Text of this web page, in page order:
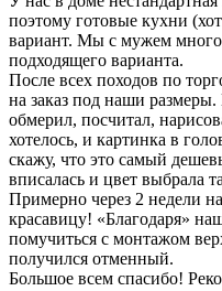
поэтому готовые кухни
вариант. Мы с мужем
подходящего варианта.
После всех походов по
на заказ под наши
обмерил, посчитал,
хотелось, и картинка в
скажу, что это самый
вписалась и цвет выбрала
Примерно через 2 недели
красавицу! «Благодаря»
помучиться с монтажом
получился отменный.
Большое всем спасибо!